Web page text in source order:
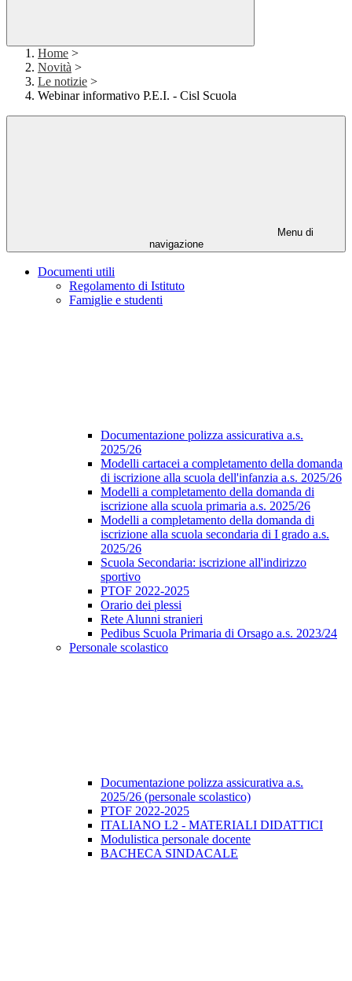
Home >
Novità >
Le notizie >
Webinar informativo P.E.I. - Cisl Scuola
Menu di
navigazione
Documenti utili
Regolamento di Istituto
Famiglie e studenti
Documentazione polizza assicurativa a.s.
2025/26
Modelli cartacei a completamento della domanda
di iscrizione alla scuola dell'infanzia a.s. 2025/26
Modelli a completamento della domanda di
iscrizione alla scuola primaria a.s. 2025/26
Modelli a completamento della domanda di
iscrizione alla scuola secondaria di I grado a.s.
2025/26
Scuola Secondaria: iscrizione all'indirizzo
sportivo
PTOF 2022-2025
Orario dei plessi
Rete Alunni stranieri
Pedibus Scuola Primaria di Orsago a.s. 2023/24
Personale scolastico
Documentazione polizza assicurativa a.s.
2025/26 (personale scolastico)
PTOF 2022-2025
ITALIANO L2 - MATERIALI DIDATTICI
Modulistica personale docente
BACHECA SINDACALE